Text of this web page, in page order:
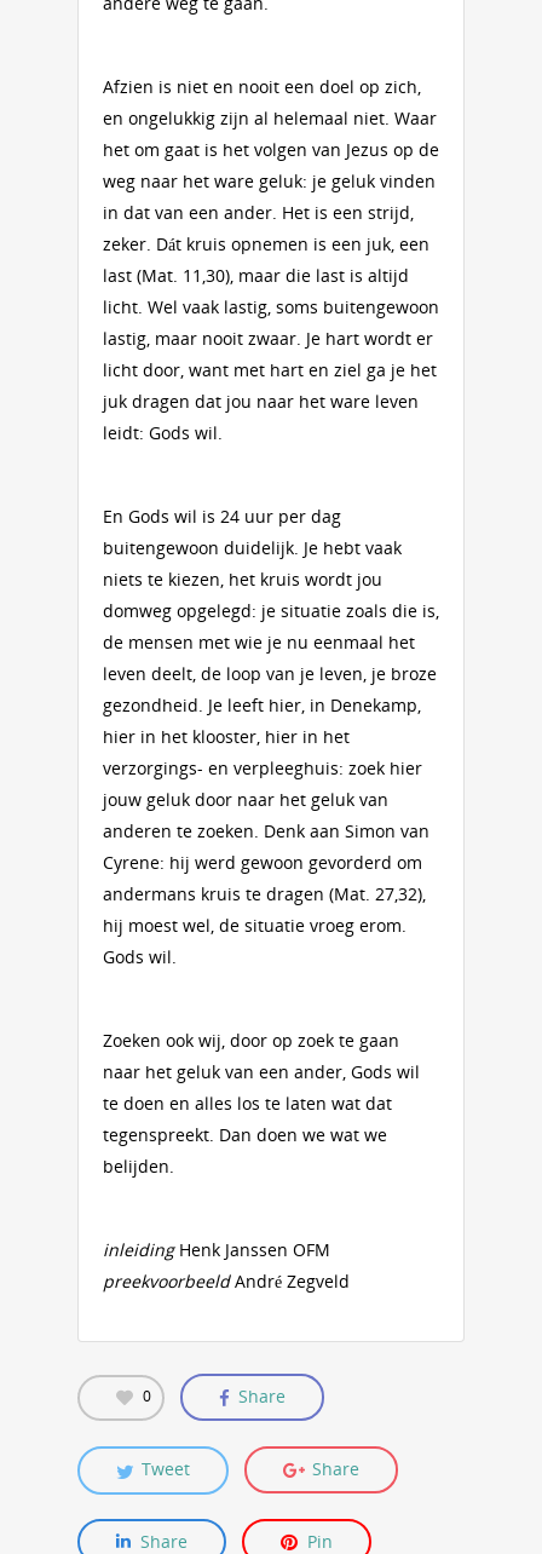
Afzien is niet en nooit een doel op zich,
en ongelukkig zijn al helemaal niet. Waar
het om gaat is het volgen van Jezus op de
weg naar het ware geluk: je geluk vinden
in dat van een ander. Het is een strijd,
zeker. Dát kruis opnemen is een juk, een
last (Mat. 11,30), maar die last is altijd
licht. Wel vaak lastig, soms buitengewoon
lastig, maar nooit zwaar. Je hart wordt er
licht door, want met hart en ziel ga je het
juk dragen dat jou naar het ware leven
leidt: Gods wil.
En Gods wil is 24 uur per dag
buitengewoon duidelijk. Je hebt vaak
niets te kiezen, het kruis wordt jou
domweg opgelegd: je situatie zoals die is,
de mensen met wie je nu eenmaal het
leven deelt, de loop van je leven, je broze
gezondheid. Je leeft hier, in Denekamp,
hier in het klooster, hier in het
verzorgings- en verpleeghuis: zoek hier
jouw geluk door naar het geluk van
anderen te zoeken. Denk aan Simon van
Cyrene: hij werd gewoon gevorderd om
andermans kruis te dragen (Mat. 27,32),
hij moest wel, de situatie vroeg erom.
Gods wil.
Zoeken ook wij, door op zoek te gaan
naar het geluk van een ander, Gods wil
te doen en alles los te laten wat dat
tegenspreekt. Dan doen we wat we
belijden.
inleidingHenk Janssen OFM
preekvoorbeeldAndré Zegveld
0 Share
Tweet Share
Share Pin